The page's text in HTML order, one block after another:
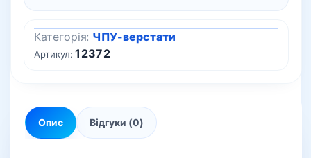
Артикул:12372
Категорія: ЧПУ-верстати
Опис Відгуки (0)